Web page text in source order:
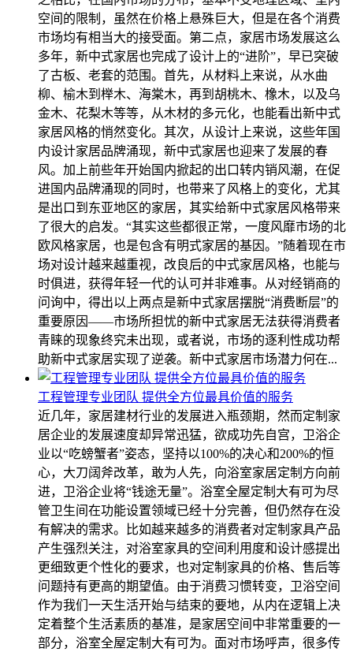
空间的限制，虽然在价格上悬殊巨大，但是在各个消费
市场均有相当大的接受面。第二点，家居市场发展这么
多年，新中式家居也完成了设计上的“进阶”，早已突破
了古板、老套的范围。首先，从材料上来说，从水曲
柳、榆木到榉木、海棠木，再到胡桃木、橡木，以及乌
金木、花梨木等等，从木材的多元化，也能看出新中式
家居风格的悄然变化。其次，从设计上来说，这些年国
内设计家居品牌涌现，新中式家居也迎来了发展的春
风。加上前些年开始国内掀起的出口转内销风潮，在促
进国内品牌涌现的同时，也带来了风格上的变化，尤其
是出口到东亚地区的家居，其实给新中式家居风格带来
了很大的启发。“其实这些都很正常，一度风靡市场的北
欧风格家居，也是包含有明式家居的基因。”随着现在市
场对设计越来越重视，改良后的中式家居风格，也能与
时俱进，获得年轻一代的认可并非难事。从对经销商的
问询中，得出以上两点是新中式家居摆脱“消费断层”的
重要原因——市场所担忧的新中式家居无法获得消费者
青睐的现象终究未出现，或者说，市场的逐利性成功帮
助新中式家居实现了逆袭。新中式家居市场潜力何在...
工程管理专业团队 提供全方位最具价值的服务
近几年，家居建材行业的发展进入瓶颈期，然而定制家
居企业的发展速度却异常迅猛，欲成功先自宫，卫浴企
业以“吃螃蟹者”姿态，坚持以100%的决心和200%的恒
心，大刀阔斧改革，敢为人先，向浴室家居定制方向前
进，卫浴企业将“钱途无量”。浴室全屋定制大有可为尽
管卫生间在功能设置领域已经十分完善，但仍然存在没
有解决的需求。比如越来越多的消费者对定制家具产品
产生强烈关注，对浴室家具的空间利用度和设计感提出
更细致更个性化的要求，也对定制家具的价格、售后等
问题持有更高的期望值。由于消费习惯转变，卫浴空间
作为我们一天生活开始与结束的要地，从内在逻辑上决
定着整个生活素质的基准，是家居空间中非常重要的一
部分，浴室全屋定制大有可为。面对市场呼声，很多传